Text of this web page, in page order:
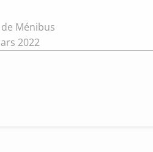
de Ménibus
2022